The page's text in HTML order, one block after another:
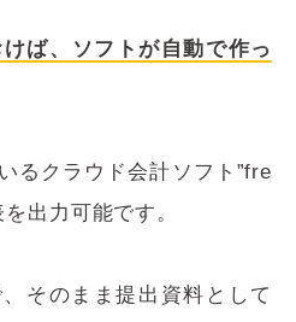
ば、ソフトが自動で作っ
るクラウド会計ソフト”fre
出力可能です。
そのまま提出資料として